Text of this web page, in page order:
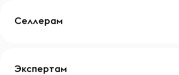
Селлерам
Экспертам